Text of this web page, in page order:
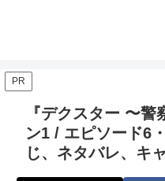
PR
『デクスター 〜
ン1 / エピソード6
じ、ネタバレ、キ